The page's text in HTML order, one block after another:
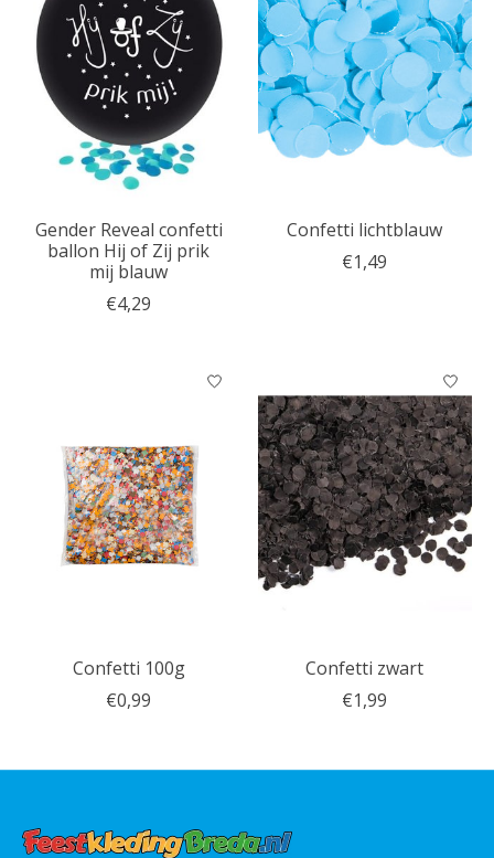
Gender Reveal confetti
ballon Hij of Zij prik
mij blauw
€4,29
Confetti lichtblauw
€1,49
Confetti 100g
€0,99
Confetti zwart
€1,99